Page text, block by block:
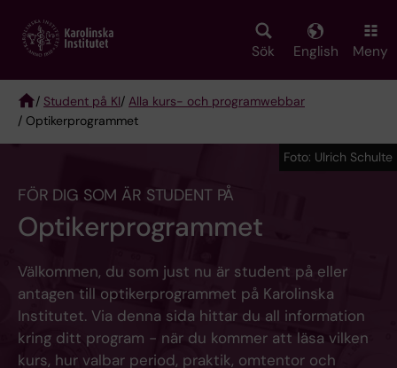
main
Sök English Meny
Breadcrumb
/ Student på KI/ Alla kurs- och programwebbar
/ Optikerprogrammet
Foto: Ulrich Schulte
FÖR DIG SOM ÄR STUDENT PÅ
Optikerprogrammet
Välkommen, du som just nu är student på eller
antagen till optikerprogrammet på Karolinska
Institutet. Via denna sida hittar du all information
kring ditt program - när du kommer att läsa vilken
kurs, hur valbar period, praktik, omtentor och